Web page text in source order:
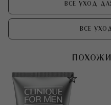
ВСЕ УХОД
ВСЕ